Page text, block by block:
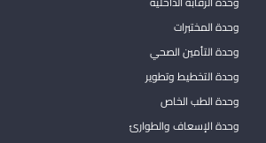
وحدة المختبرات
وحدة التأمين الصحي
وحدة التخطيط وتطوير
وحدة الطب الخاص
وحدة الإسعاف والطوارئ